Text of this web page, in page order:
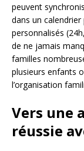
peuvent
dans un calendrier
personnalisés
de ne jamais
familles
plusieurs enfants
l’organisation
Vers une
réussie